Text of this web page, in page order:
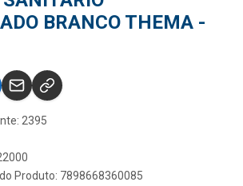
BRANCO THEMA -
2395
Produto: 7898668360085